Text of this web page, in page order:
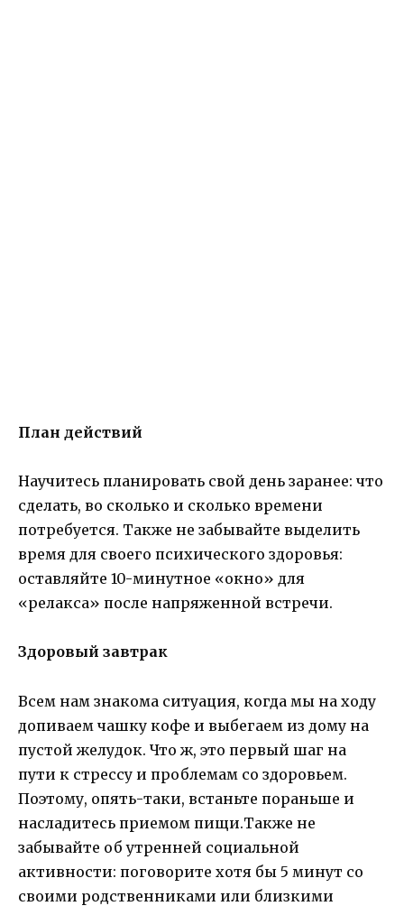
План действий
Научитесь планировать свой день заранее: что
сделать, во сколько и сколько времени
потребуется. Также не забывайте выделить
время для своего психического здоровья:
оставляйте 10-минутное «окно» для
«релакса» после напряженной встречи.
Здоровый завтрак
Всем нам знакома ситуация, когда мы на ходу
допиваем чашку кофе и выбегаем из дому на
пустой желудок. Что ж, это первый шаг на
пути к стрессу и проблемам со здоровьем.
Поэтому, опять-таки, встаньте пораньше и
насладитесь приемом пищи.Также не
забывайте об утренней социальной
активности: поговорите хотя бы 5 минут со
своими родственниками или близкими